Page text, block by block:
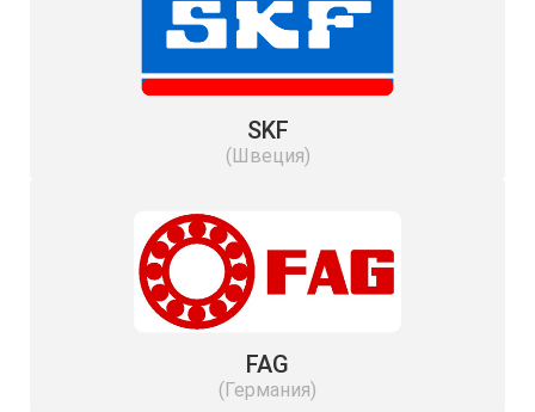
SKF
(Швеция)
FAG
(Германия)